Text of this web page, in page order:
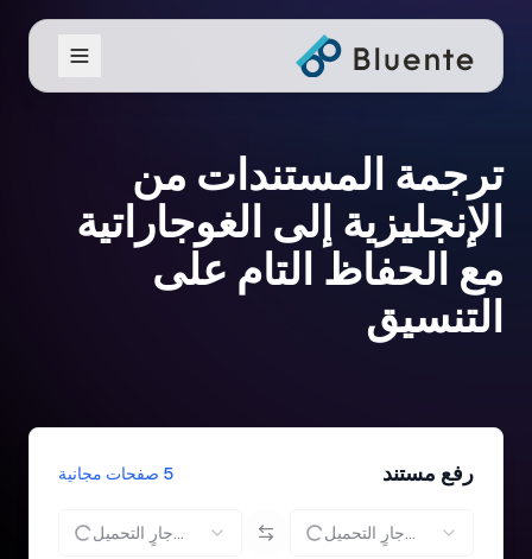
ترجمة المستندات من
الإنجليزية إلى الغوجاراتية
مع الحفاظ التام على
التنسيق
رفع مستند 5 صفحات مجانية
جارٍ التحميل... جارٍ التحميل...